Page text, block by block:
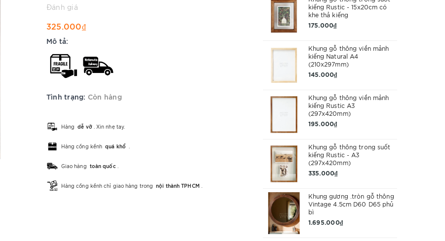
Đánh giá
325.000₫
Mô tả:
Tình trạng: Còn hàng
Hàng dễ vỡ . Xin nhẹ tay.
Hàng cồng kềnh quá khổ
Giao hàng toàn quốc
Hàng cồng kềnh chỉ giao hàng trong nội thành TPHCM
kiếng Rustic - 15x20cm có
khe thả kiếng
175.000₫
Khung gỗ thông viền mảnh
kiếng Natural A4
(210x297mm)
145.000₫
Khung gỗ thông viền mảnh
kiếng Rustic A3
(297x420mm)
195.000₫
Khung gỗ thông trong suốt
kiếng Rustic - A3
(297x420mm)
335.000₫
Khung gương .tròn gỗ thông
Vintage 4.5cm D60 D65 phủ
bì
1.695.000₫